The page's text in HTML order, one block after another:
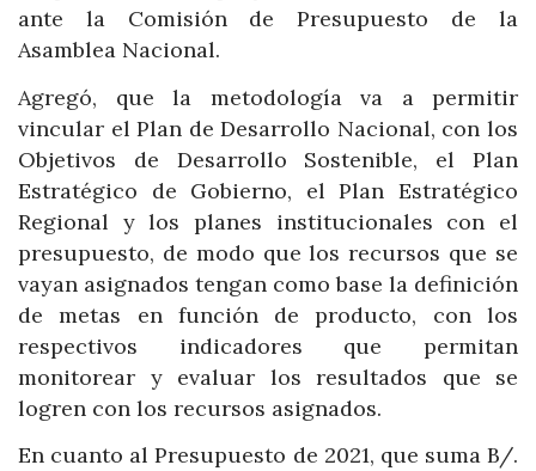
ante la Comisión de Presupuesto de la
Asamblea Nacional.
Agregó, que la metodología va a permitir
vincular el Plan de Desarrollo Nacional, con los
Objetivos de Desarrollo Sostenible, el Plan
Estratégico de Gobierno, el Plan Estratégico
Regional y los planes institucionales con el
presupuesto, de modo que los recursos que se
vayan asignados tengan como base la definición
de metas en función de producto, con los
respectivos indicadores que permitan
monitorear y evaluar los resultados que se
logren con los recursos asignados.
En cuanto al Presupuesto de 2021, que suma B/.